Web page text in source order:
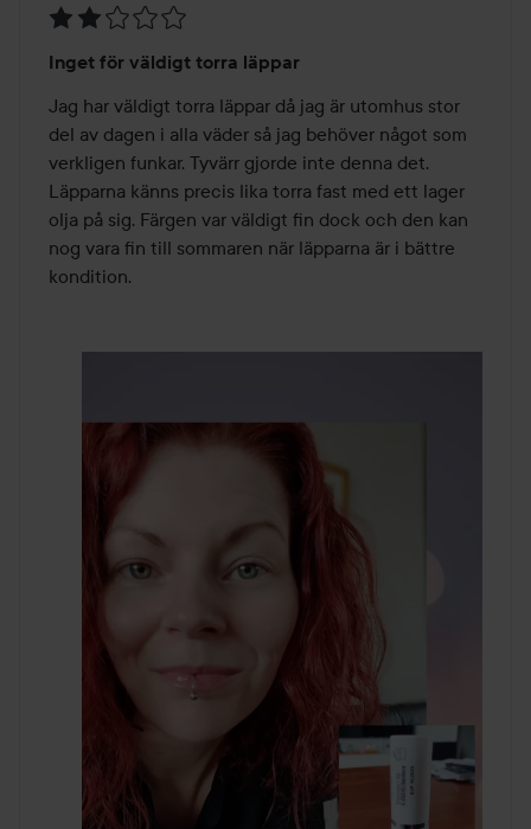
2
av
5
Inget för väldigt torra läppar
Jag har väldigt torra läppar då jag är utomhus stor
del av dagen i alla väder så jag behöver något som
verkligen funkar. Tyvärr gjorde inte denna det.
Läpparna känns precis lika torra fast med ett lager
olja på sig. Färgen var väldigt fin dock och den kan
nog vara fin till sommaren när läpparna är i bättre
kondition.